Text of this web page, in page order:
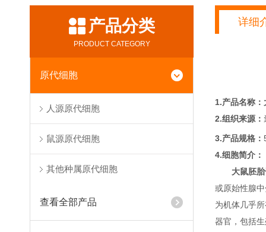
产品分类
PRODUCT CATEGORY
原代细胞
人源原代细胞
鼠源原代细胞
其他种属原代细胞
查看全部产品
详细
1.产品名称：
2.组织来源：
3.产品规格：
4.细胞简介：
大鼠胚
或原始性腺
为机体几乎
器官，包括